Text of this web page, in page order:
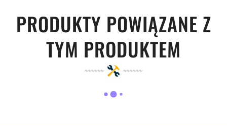
PRODUKTY POWIĄZANE Z
TYM PRODUKTEM